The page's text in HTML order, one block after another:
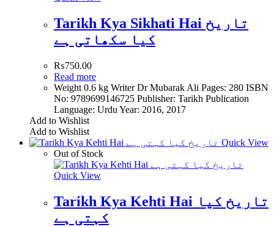
Tarikh Kya Sikhati Hai تاریخ
کیا سکھاتی ہے
₨750.00
Read more
Weight 0.6 kg Writer Dr Mubarak Ali Pages: 280 ISBN
No: 9789699146725 Publisher: Tarikh Publication
Language: Urdu Year: 2016, 2017
Add to Wishlist
Add to Wishlist
Quick View
Out of Stock
Quick View
Tarikh Kya Kehti Hai تاریخ کیا
کہتی ہے